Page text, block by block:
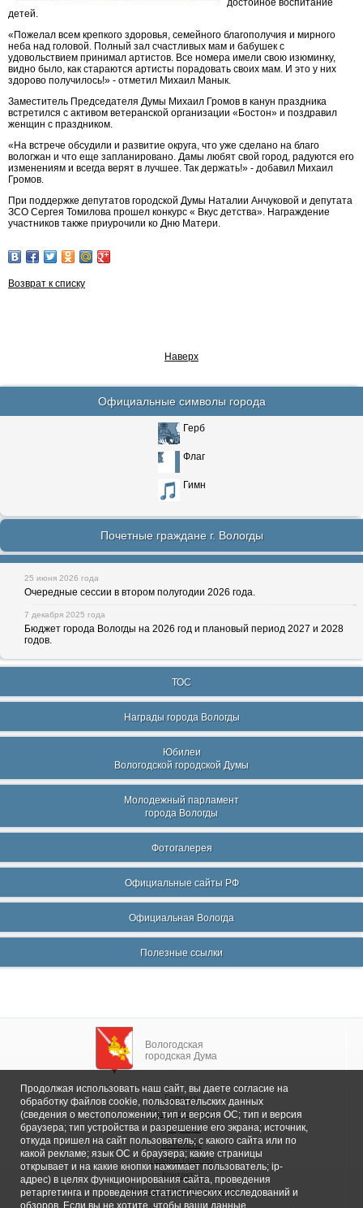
достойное воспитание
детей.
«Пожелал всем крепкого здоровья, семейного благополучия и мирного
неба над головой. Полный зал счастливых мам и бабушек с
удовольствием принимал артистов. Все номера имели свою изюминку,
видно было, как стараются артисты порадовать своих мам. И это у них
здорово получилось!» - отметил Михаил Манык.
Заместитель Председателя Думы Михаил Громов в канун праздника
встретился с активом ветеранской организации «Бостон» и поздравил
женщин с праздником.
«На встрече обсудили и развитие округа, что уже сделано на благо
вологжан и что еще запланировано. Дамы любят свой город, радуются его
изменениям и всегда верят в лучшее. Так держать!» - добавил Михаил
Громов.
При поддержке депутатов городской Думы Наталии Анчуковой и депутата
ЗСО Сергея Томилова прошел конкурс « Вкус детства». Награждение
участников также приурочили ко Дню Матери.
Возврат к списку
Наверх
Официальные символы города
Герб
Флаг
Гимн
Почетные граждане г. Вологды
25 июня 2026 года
Очередные сессии в втором полугодии 2026 года.
7 декабря 2025 года
Бюджет города Вологды на 2026 год и плановый период 2027 и 2028
годов.
ТОС
Награды города Вологды
Юбилеи
Вологодской городской Думы
Молодежный парламент
города Вологды
Фотогалерея
Официальные сайты РФ
Официальная Вологда
Полезные ссылки
Вологодская
городская Дума
Главная
Общие сведения
Депутаты
Комитеты
График приема
Контакты
Депутатские объединения
Продолжая использовать наш сайт, вы даете согласие на
обработку файлов cookie, пользовательских данных
(сведения о местоположении; тип и версия ОС; тип и версия
браузера; тип устройства и разрешение его экрана; источник,
откуда пришел на сайт пользователь; с какого сайта или по
какой рекламе; язык ОС и браузера; какие страницы
открывает и на какие кнопки нажимает пользователь; ip-
адрес) в целях функционирования сайта, проведения
ретаргетинга и проведения статистических исследований и
обзоров. Если вы не хотите, чтобы ваши данные